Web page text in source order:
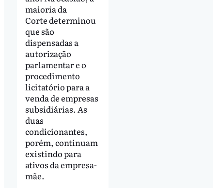
maioria da
Corte determinou
que são
dispensadas a
autorização
parlamentar e o
procedimento
licitatório para a
venda de empresas
subsidiárias. As
duas
condicionantes,
porém, continuam
existindo para
ativos da empresa-
mãe.